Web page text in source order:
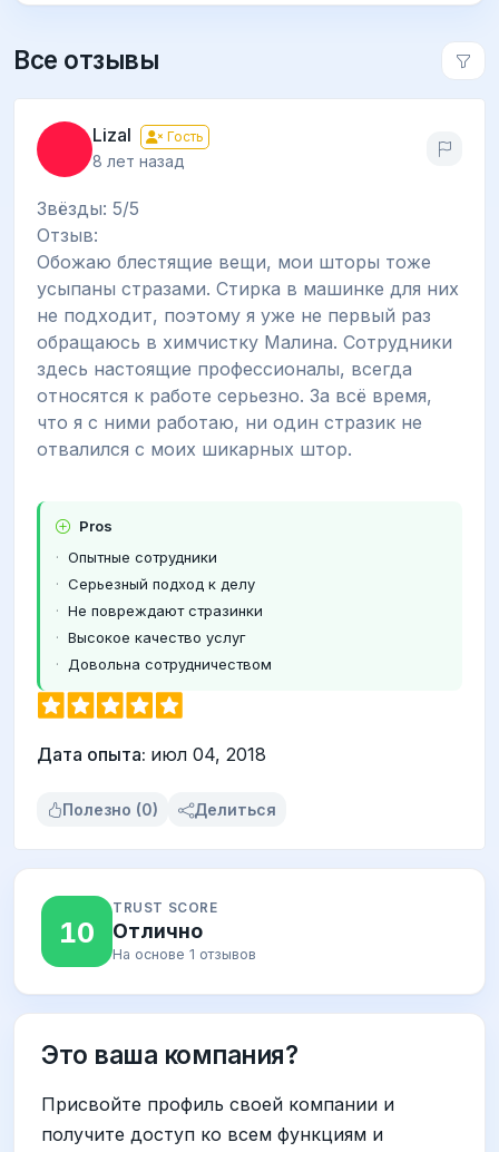
Все отзывы
LizaI Гость
8 лет назад
Звёзды: 5/5
Отзыв:
Обожаю блестящие вещи, мои шторы тоже
усыпаны стразами. Стирка в машинке для них
не подходит, поэтому я уже не первый раз
обращаюсь в химчистку Малина. Сотрудники
здесь настоящие профессионалы, всегда
относятся к работе серьезно. За всё время,
что я с ними работаю, ни один стразик не
отвалился с моих шикарных штор.
Pros
Опытные сотрудники
Серьезный подход к делу
Не повреждают стразинки
Высокое качество услуг
Довольна сотрудничеством
Дата опыта: июл 04, 2018
Полезно (0) Делиться
10
TRUST SCORE
Отлично
На основе 1 отзывов
Это ваша компания?
Присвойте профиль своей компании и
получите доступ ко всем функциям и